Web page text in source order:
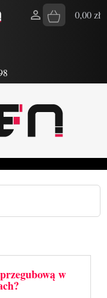
0,00 zł

w